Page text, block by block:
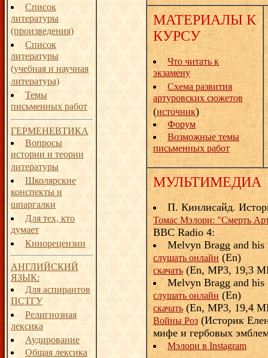
Список
литературы
(произведения)
Список
литературы
(учебная и научная
литература)
Темы
письменных работ
ГЕРМЕНЕВТИКА
Вопросы
истории и теории
литературы
Школярские
конспекты и
шпаргалки
Для тех, кто
думает
Кинорецензии
АНГЛИЙСКИЙ
ЯЗЫК:
Для аспирантов
ПСТГУ
Религиозная
лексика
Аудирование
Общая лексика
МАТЕРИАЛЫ К
КУРСУ
Что читать к
экзамену
Схема развития
артуровских сюжетов
(источник)
Форум
Возможные темы
письменных работ
МУЛЬТИМЕДИА
П. Кинлисайд.
Томас Мэлори: "Смерть
BBC Radio 4:
Melvyn Bragg and his
слушать онлайн (En)
скачать (En, MP3, 19,3
Melvyn Bragg and his
слушать онлайн(En)
скачать (En, MP3, 19,4
Войны Роз (Историк
мифе и гербовых
Мэлори в Instagram